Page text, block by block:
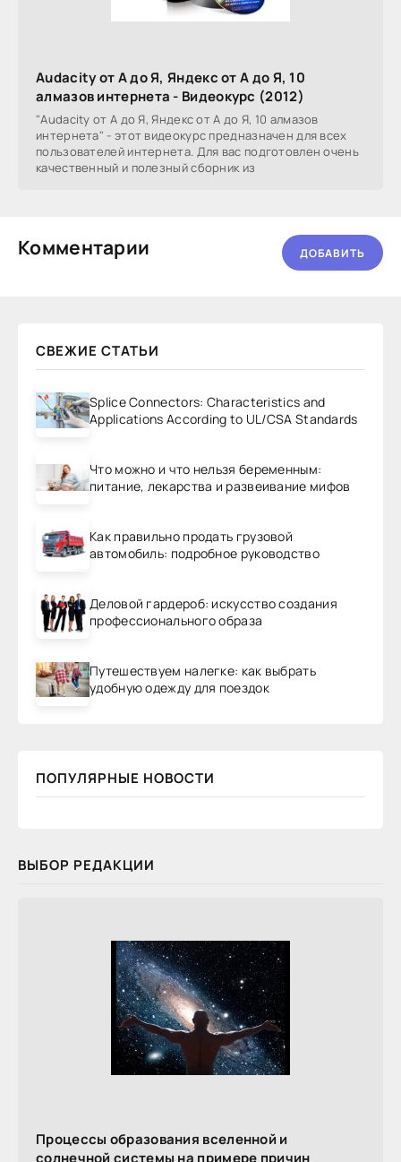
Audacity от А до Я, Яндекс от А до Я, 10
алмазов интернета - Видеокурс (2012)
"Audacity от А до Я, Яндекс от А до Я, 10 алмазов
интернета" - этот видеокурс предназначен для всех
пользователей интернета. Для вас подготовлен очень
качественный и полезный сборник из
Комментарии ДОБАВИТЬ
СВЕЖИЕ СТАТЬИ
Splice Connectors: Characteristics and
Applications According to UL/CSA Standards
Что можно и что нельзя беременным:
питание, лекарства и развеивание мифов
Как правильно продать грузовой
автомобиль: подробное руководство
Деловой гардероб: искусство создания
профессионального образа
Путешествуем налегке: как выбрать
удобную одежду для поездок
ПОПУЛЯРНЫЕ НОВОСТИ
ВЫБОР РЕДАКЦИИ
Процессы образования вселенной и
солнечной системы на примере причин